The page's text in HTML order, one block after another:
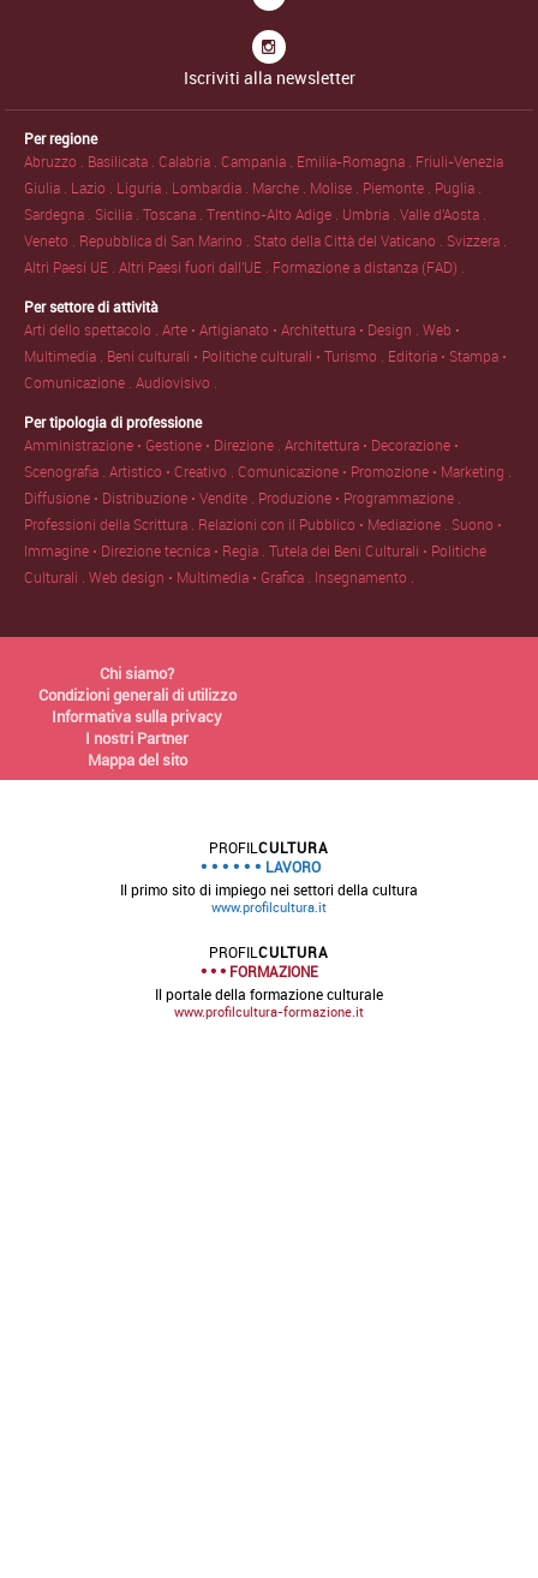
Iscriviti alla newsletter
Per regione
Abruzzo . Basilicata .Calabria .Campania . Emilia-Romagna . Friuli-Venezia
Giulia . Lazio . Liguria . Lombardia . Marche . Molise . Piemonte . Puglia .
Sardegna . Sicilia .Toscana .Trentino-Alto Adige . Umbria .Valle d'Aosta .
Veneto . Repubblica di San Marino . Stato della Città del Vaticano . Svizzera .
Altri Paesi UE .Altri Paesi fuori dall'UE . Formazione a distanza (FAD) .
Per settore di attività
Arti dello spettacolo .Arte • Artigianato • Architettura • Design .Web •
Multimedia . Beni culturali • Politiche culturali • Turismo . Editoria • Stampa •
Comunicazione .Audiovisivo .
Per tipologia di professione
Amministrazione • Gestione • Direzione .Architettura • Decorazione •
Scenografia .Artistico • Creativo .Comunicazione • Promozione • Marketing .
Diffusione • Distribuzione • Vendite . Produzione • Programmazione .
Professioni della Scrittura . Relazioni con il Pubblico • Mediazione . Suono •
Immagine • Direzione tecnica • Regia .Tutela dei Beni Culturali • Politiche
Culturali .Web design • Multimedia • Grafica . Insegnamento .
Chi siamo?
Condizioni generali di utilizzo
Informativa sulla privacy
I nostri Partner
Mappa del sito
PROFIL CULTURA
LAVORO
Il primo sito di impiego nei settori della cultura
www.profilcultura.it
PROFILCULTURA
FORMAZIONE
Il portale della formazione culturale
www.profilcultura-formazione.it